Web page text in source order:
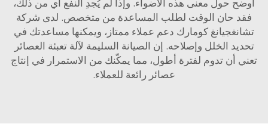
حان الوقت لطلب المساعدة من متخصص. لدى شركة
كومارك دعم عملاء ممتاز، ويمكنها مساعدتك في
الخلل وإصلاحه. إن الصيانة السليمة لآلة تعبئة العصائر
أن تدوم لفترة أطول، مما يمكّنك من الاستمرار في إنتاج
عصائر رائعة للعملاء.